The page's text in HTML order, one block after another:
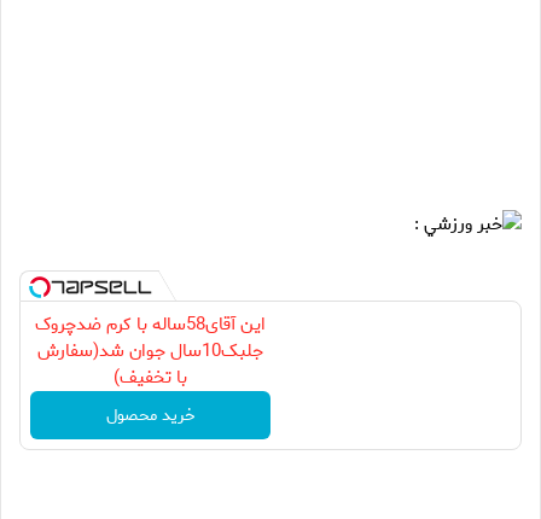
خبر ورزشي :
این آقای58ساله با کرم ضدچروک
جلبک10سال جوان شد(سفارش
با تخفیف)
خرید محصول